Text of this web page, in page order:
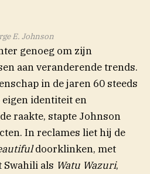
E. Johnson
genoeg om zijn
aan veranderende trends.
in de jaren 60 steeds
identiteit en
raakte, stapte Johnson
In reclames liet hij de
doorklinken, met
als Watu Wazuri,